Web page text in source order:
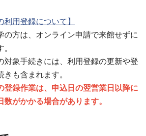
利用登録について】
方は、オンライン申請で来館せずに
象手続きには、利用登録の更新や登
も含まれます。
登録作業は、申込日の翌営業日以降に
がかかる場合があります。